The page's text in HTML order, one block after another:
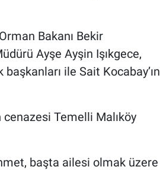
Bakanı Bekir
Ayşe Ayşin Işıkgece,
ile Sait Kocabay’ın
cenazesi Temelli Malıköy
başta ailesi olmak üzere